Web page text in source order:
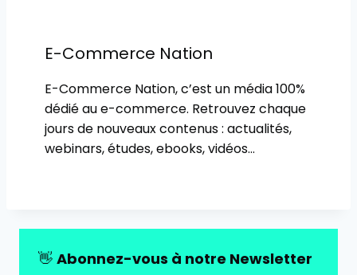
E-Commerce Nation
E-Commerce Nation, c’est un média 100%
dédié au e-commerce. Retrouvez chaque
jours de nouveaux contenus : actualités,
webinars, études, ebooks, vidéos…
👋 Abonnez-vous à notre Newsletter